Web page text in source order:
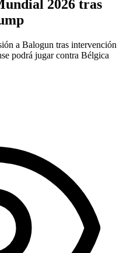
2026 tras
a Balogun tras intervención
podrá jugar contra Bélgica